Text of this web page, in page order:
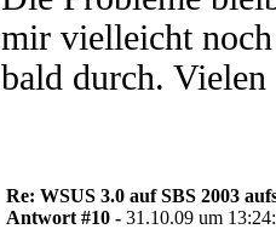
mir vielleicht
bald durch.
Re: WSUS 3.0 auf SBS 2003
Antwort #10 - 31.10.09 um